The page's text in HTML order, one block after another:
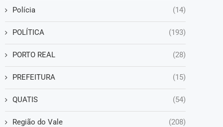
Polícia (14)
POLÍTICA (193)
PORTO REAL (28)
PREFEITURA (15)
QUATIS (54)
Região do Vale (208)